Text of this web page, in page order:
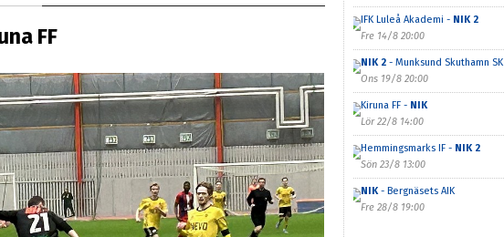
FF
IFK Luleå Akademi - NIK 2
Fre 14/8 20:00
NIK 2- Munksund Skuthamn SK
Ons 19/8 20:00
Kiruna FF - NIK
Lör 22/8 14:00
Hemmingsmarks IF - NIK 2
Sön 23/8 13:00
NIK- Bergnäsets AIK
Fre 28/8 19:00